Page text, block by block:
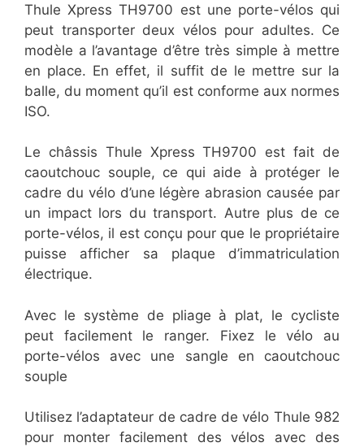
Thule Xpress TH9700 est une porte-vélos qui
peut transporter deux vélos pour adultes. Ce
modèle a l’avantage d’être très simple à mettre
en place. En effet, il suffit de le mettre sur la
balle, du moment qu’il est conforme aux normes
ISO.
Le châssis Thule Xpress TH9700 est fait de
caoutchouc souple, ce qui aide à protéger le
cadre du vélo d’une légère abrasion causée par
un impact lors du transport. Autre plus de ce
porte-vélos, il est conçu pour que le propriétaire
puisse afficher sa plaque d’immatriculation
électrique.
Avec le système de pliage à plat, le cycliste
peut facilement le ranger. Fixez le vélo au
porte-vélos avec une sangle en caoutchouc
souple
Utilisez l’adaptateur de cadre de vélo Thule 982
pour monter facilement des vélos avec des